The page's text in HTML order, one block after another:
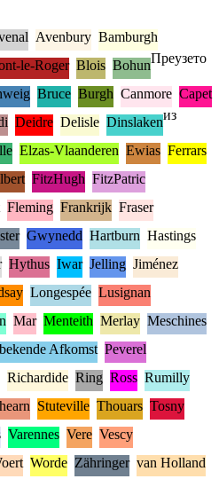
Avenbury Bamburgh
le-Roger Blois Bohun
Bruce Burgh Canmore Capet
Deidre Delisle Dinslaken
Elzas-Vlaanderen Ewias Ferrars
FitzHugh FitzPatric
Fleming Frankrijk Fraser
Gwynedd Hartburn Hastings
Hythus Iwar Jelling Jiménez
Longespée Lusignan
Mar Menteith Merlay Meschines
Afkomst Peverel
Richardide Ring Ross Rumilly
Stuteville Thouars Tosny
Varennes Vere Vescy
Worde Zähringer van Holland
Преузето
из